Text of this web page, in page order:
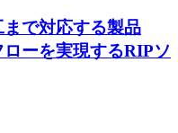
で対応する製品
ーを実現するRIPソ